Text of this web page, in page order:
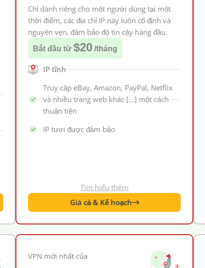
Chỉ dành riêng cho một người dùng tại một
thời điểm, các địa chỉ IP này luôn cố định và
nguyên vẹn, đảm bảo độ tin cậy hàng đầu.
Bắt đầu từ $20 /tháng
IP tĩnh
Truy cập eBay, Amazon, PayPal, Netflix
và nhiều trang web khác [...] một cách
thuận tiện
IP tươi được đảm bảo
Tìm hiểu thêm
Giá cả & Kế hoạch
VPN mới nhất của